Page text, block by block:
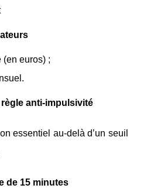
(en euros) ;
anti-impulsivité
essentiel au-delà d’un seuil
de 15 minutes